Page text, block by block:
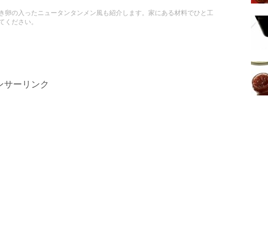
卵の入ったニュータンタンメン風も紹介します。家にある材料でひと工
ください。
サーリンク